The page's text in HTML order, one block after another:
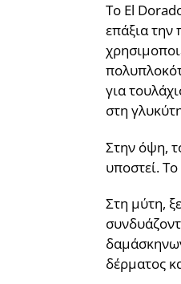
Το El
επάξια
για
στη
Στην όψη,
υποστεί.
Στη μύτη,
δέρματος